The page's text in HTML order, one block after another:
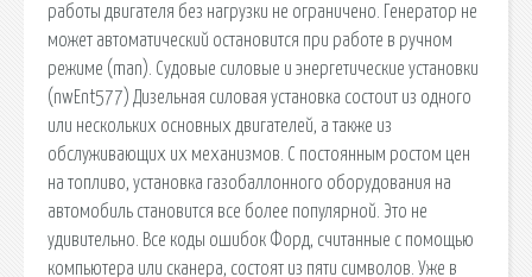
работы двигателя без нагрузки не ограничено. Генератор не
может автоматический остановится при работе в ручном
режиме (man). Судовые силовые и энергетические установки
(nwEnt577) Дизельная силовая установка состоит из одного
или нескольких основных двигателей, а также из
обслуживающих их механизмов. С постоянным ростом цен
на топливо, установка газобаллонного оборудования на
автомобиль становится все более популярной. Это не
удивительно. Все коды ошибок Форд, считанные с помощью
компьютера или сканера, состоят из пяти символов. Уже в